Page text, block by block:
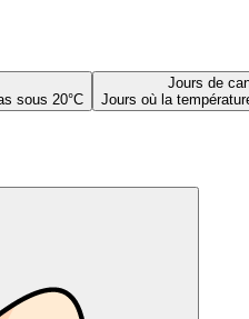
sous 20°C
Jours de
Jours où la